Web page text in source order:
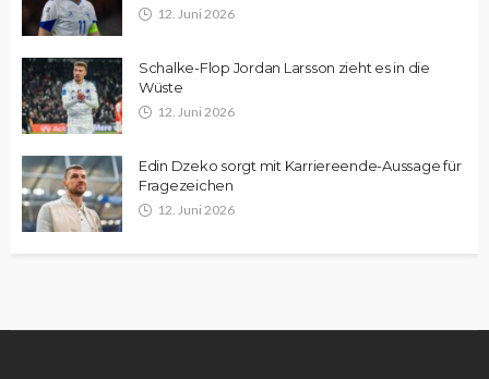
12. Juni 2026
Schalke-Flop Jordan Larsson zieht es in die
Wüste
12. Juni 2026
Edin Dzeko sorgt mit Karriereende-Aussage für
Fragezeichen
12. Juni 2026